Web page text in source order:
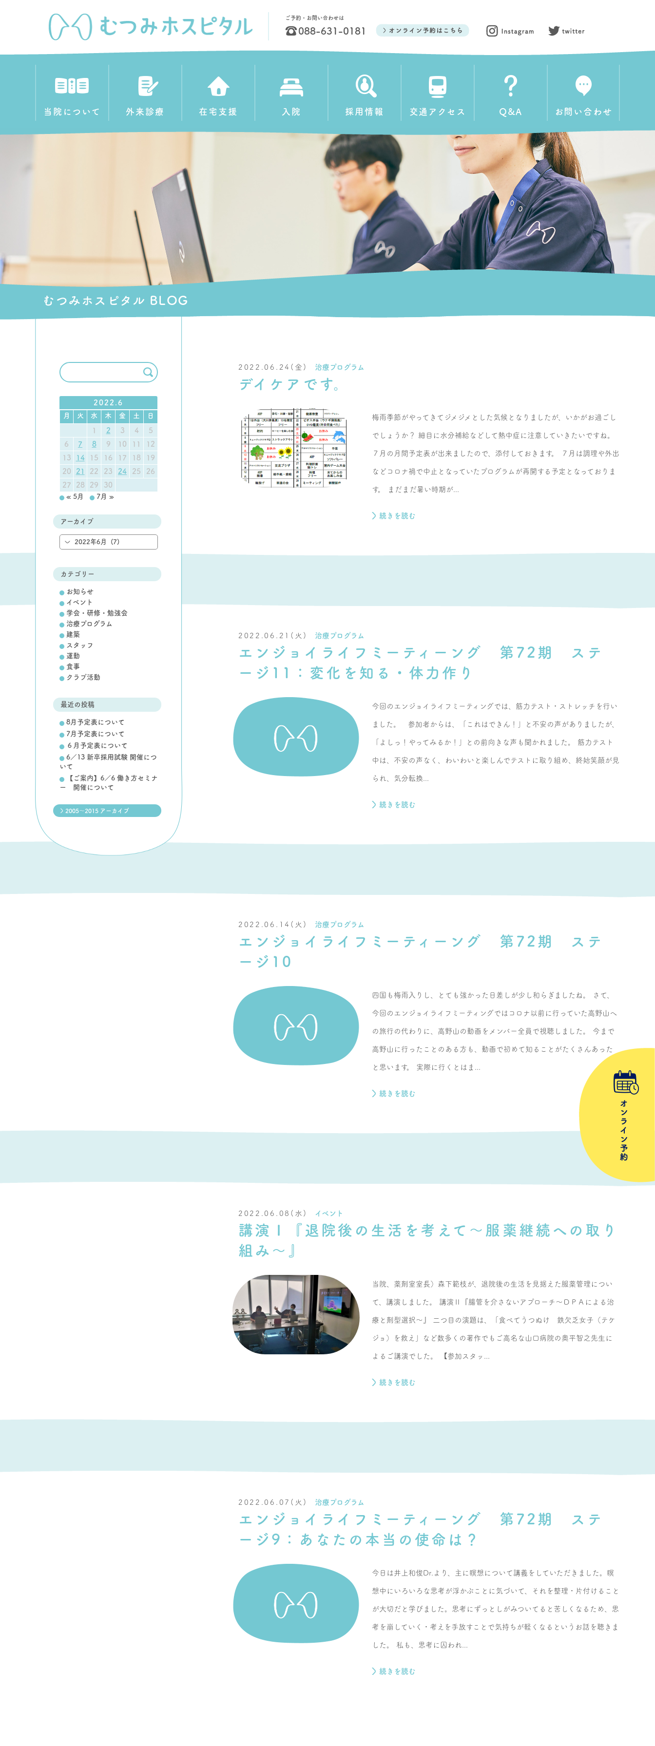
ご予約・お問い合わせは
088-631-0181
当院について 外来診療 在宅支援 入院 採用情報 交通アクセス Q&A お問い合わせ
むつみホスピタル BLOG
2022.06.24(金) 治療プログラム
デイケアです。
梅雨季節がやってきてジメジメとした気候となりましたが、いかがお過ごし
でしょうか？ 細目に水分補給などして熱中症に注意していきたいですね。
７月の月間予定表が出来ましたので、添付しておきます。 ７月は調理や外出
などコロナ禍で中止となっていたプログラムが再開する予定となっておりま
す。 まだまだ暑い時期が...
続きを読む
2022.06.21(火) 治療プログラム
エンジョイライフミーティーング 第72期 ステ
ージ11：変化を知る・体力作り
今回のエンジョイライフミーティングでは、筋力テスト・ストレッチを行い
ました。 参加者からは、「これはできん！」と不安の声がありましたが、
「よしっ！やってみるか！」との前向きな声も聞かれました。 筋力テスト
中は、不安の声なく、わいわいと楽しんでテストに取り組め、終始笑顔が見
られ、気分転換...
続きを読む
2022.06.14(火) 治療プログラム
エンジョイライフミーティーング 第72期 ステ
ージ10
四国も梅雨入りし、とても強かった日差しが少し和らぎましたね。 さて、
今回のエンジョイライフミーティングではコロナ以前に行っていた高野山へ
の旅行の代わりに、高野山の動画をメンバー全員で視聴しました。 今まで
高野山に行ったことのある方も、動画で初めて知ることがたくさんあった
と思います。 実際に行くとはま...
続きを読む
2022.06.08(水) イベント
講演Ⅰ『退院後の生活を考えて～服薬継続への取り
組み～』
当院、薬剤室室長）森下範枝が、退院後の生活を見据えた服薬管理につい
て、講演しました。 講演Ⅱ『腸管を介さないアプローチ～ＤＰＡによる治
療と剤型選択～』 二つ目の演題は、「食べてうつぬけ 鉄欠乏女子（テケ
ジョ）を救え」など数多くの著作でもご高名な山口病院の奥平智之先生に
よるご講演でした。 【参加スタッ...
続きを読む
2022.06.07(火) 治療プログラム
エンジョイライフミーティーング 第72期 ステ
ージ9：あなたの本当の使命は？
今日は井上和俊Dr.より、主に瞑想について講義をしていただきました。瞑
想中にいろいろな思考が浮かぶことに気づいて、それを整理・片付けること
が大切だと学びました。思考にずっとしがみついてると苦しくなるため、思
考を崩していく・考えを手放すことで気持ちが軽くなるというお話を聴きま
した。 私も、思考に囚われ...
続きを読む
2022.6
月 火 水 木 金 土 日
1 2 3 4
5
6
7 8 9 10 11
12
13
14 15 16 17 18
19
20
21 22 23 24 25
26
27
28 29 30
« 5月 7月 »
アーカイブ
カテゴリー
お知らせ
イベント
学会・研修・勉強会
治療プログラム
建築
スタッフ
運動
食事
クラブ活動
最近の投稿
8月予定表について
7月予定表について
６月予定表について
6／13 新卒採用試験 開催につ
いて
【ご案内】6／6 働き方セミナ
ー 開催について
2005～2015 アーカイブ